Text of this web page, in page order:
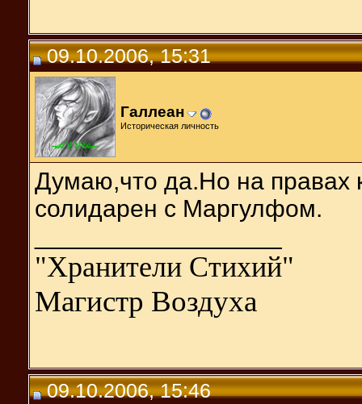
09.10.2006, 15:31
Галлеан
Историческая личность
Думаю,что да.Но на правах
солидарен с Маргулфом.
"Хранители Стихий"
Магистр Воздуха
09.10.2006, 15:46